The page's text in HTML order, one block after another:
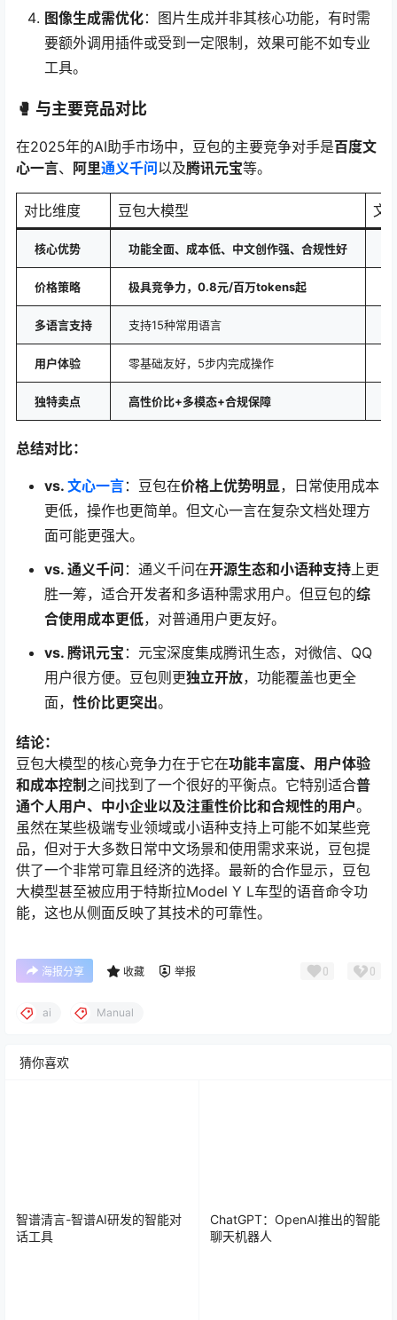
图像生成需优化：图片生成并非其核心功能，有时需
要额外调用插件或受到一定限制，效果可能不如专业
工具。
🥊 与主要竞品对比
在2025年的AI助手市场中，豆包的主要竞争对手是百度文
心一言、 阿里通义千问以及腾讯元宝等。
对比维度 豆包大模型 文
核心优势 功能全面、成本低、中文创作强、合规性好
价格策略 极具竞争力，0.8元/百万tokens起
多语言支持 支持15种常用语言
用户体验 零基础友好，5步内完成操作
独特卖点 高性价比+多模态+合规保障
总结对比：
vs. 文心一言：豆包在价格上优势明显，日常使用成本
更低，操作也更简单。但文心一言在复杂文档处理方
面可能更强大。
vs. 通义千问 ：通义千问在开源生态和小语种支持上更
胜一筹，适合开发者和多语种需求用户。但豆包的综
合使用成本更低，对普通用户更友好。
vs. 腾讯元宝 ：元宝深度集成腾讯生态，对微信、QQ
用户很方便。豆包则更独立开放，功能覆盖也更全
面， 性价比更突出。
结论：
豆包大模型的核心竞争力在于它在功能丰富度、用户体验
和成本控制 之间找到了一个很好的平衡点。它特别适合普
通个人用户、中小企业以及注重性价比和合规性的用户。
虽然在某些极端专业领域或小语种支持上可能不如某些竞
品，但对于大多数日常中文场景和使用需求来说，豆包提
供了一个非常可靠且经济的选择。最新的合作显示，豆包
大模型甚至被应用于特斯拉Model Y L车型的语音命令功
能，这也从侧面反映了其技术的可靠性。
海报分享 收藏 举报 0 0
ai Manual
猜你喜欢
智谱清言-智谱AI研发的智能对
话工具
ChatGPT：OpenAI推出的智能
聊天机器人